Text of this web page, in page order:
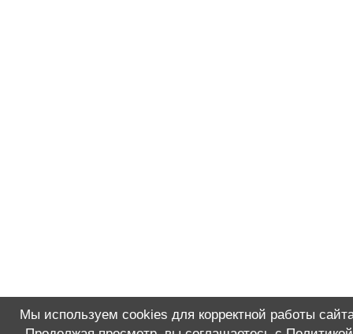
Мы используем cookies для корректной работы